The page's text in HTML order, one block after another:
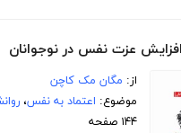
عزت نفس در نوجوانان
از: مگان مک کاچن
موضوع: اعتماد به نفس،
۱۴۴ صفحه